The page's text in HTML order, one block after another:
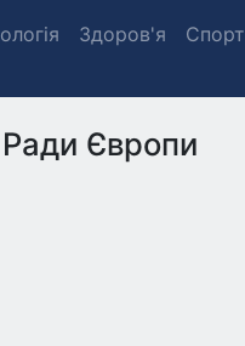
Здоров'я Спорт
Європи